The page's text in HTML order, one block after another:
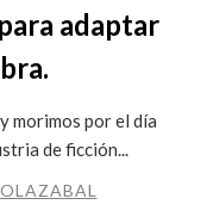
adaptar
morimos por el día
de ficción...